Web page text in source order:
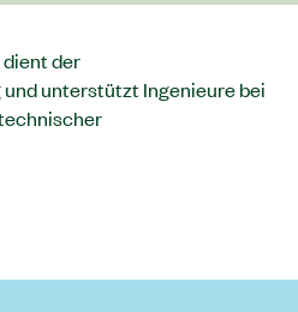
der
unterstützt Ingenieure bei